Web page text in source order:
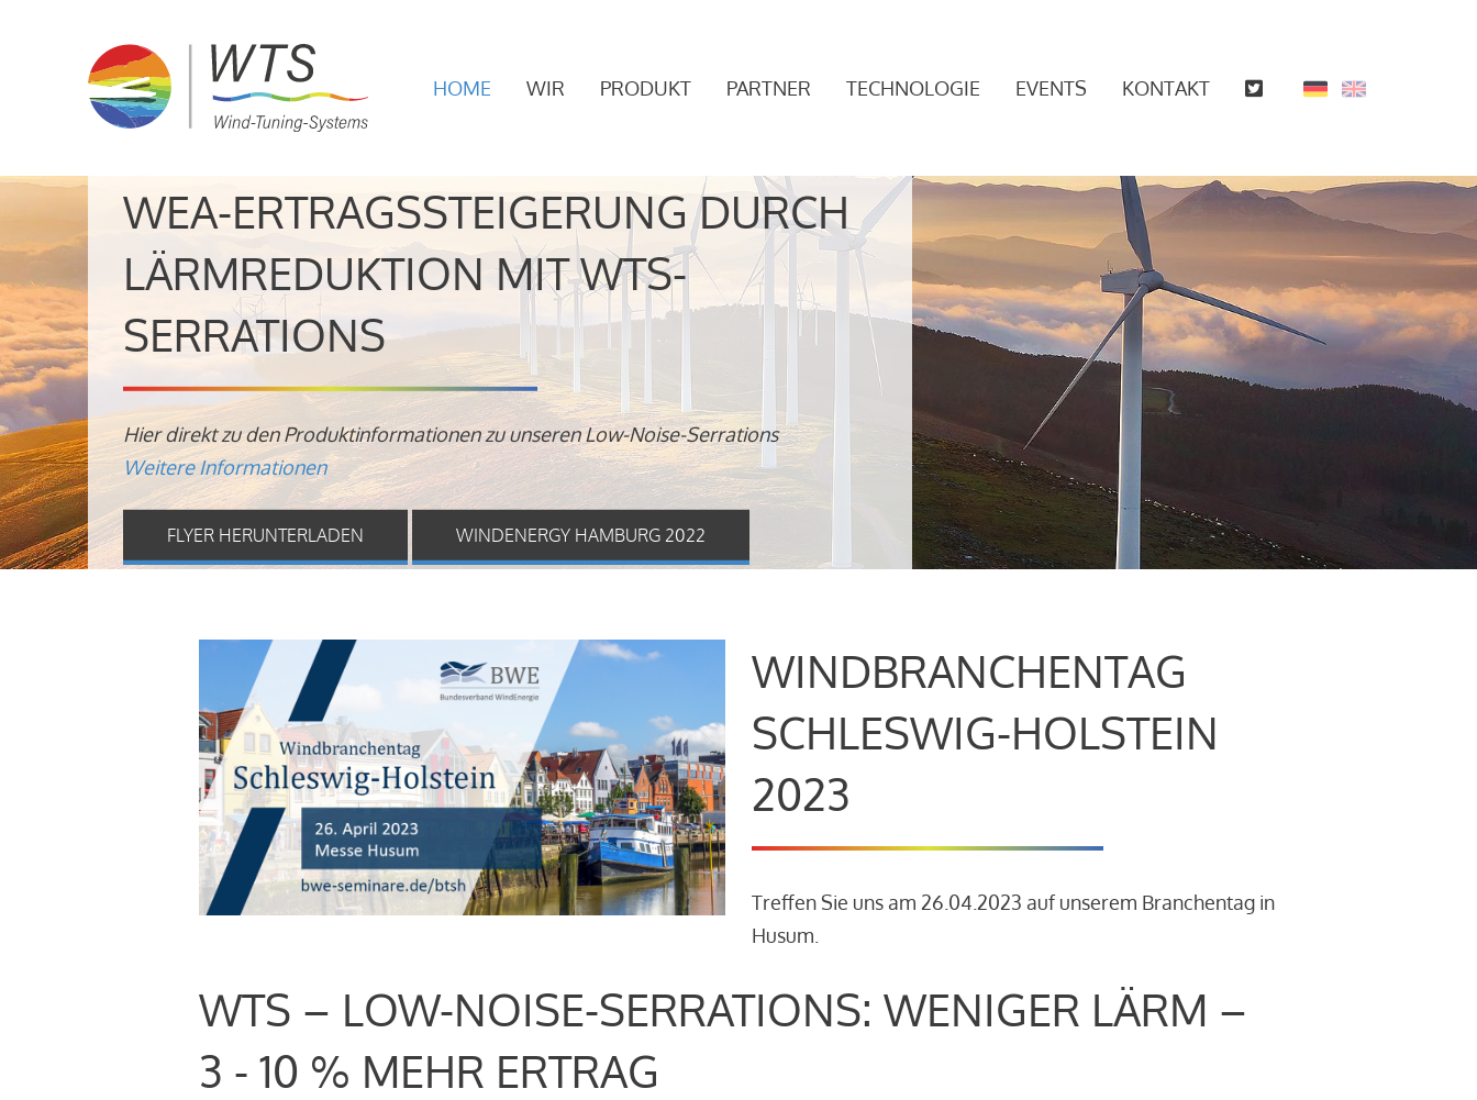
HOME WIR PRODUKT PARTNER TECHNOLOGIE EVENTS KONTAKT
WEA-ERTRAGSSTEIGERUNG DURCH
LÄRMREDUKTION MIT WTS-
SERRATIONS
Hier direkt zu den Produktinformationen zu unseren Low-Noise-Serrations
Weitere Informationen
FLYER HERUNTERLADEN WINDENERGY HAMBURG 2022
WINDBRANCHENTAG
SCHLESWIG-HOLSTEIN
2023
Treffen Sie uns am 26.04.2023 auf unserem Branchentag in
Husum.
WTS – LOW-NOISE-SERRATIONS: WENIGER LÄRM –
3 - 10 % MEHR ERTRAG